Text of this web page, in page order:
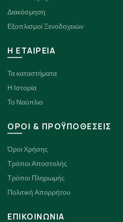
Διακόσμηση
Εξοπλισμοί Ξενοδοχειών
H ΕΤΑΙΡΕΙΑ
Τα καταστήματα
Η Ιστορία
Το Ναύπλιο
ΟΡΟΙ & ΠΡΟΫΠΟΘΕΣΕΙΣ
Όροι Χρήσης
Τρόποι Αποστολής
Τρόποι Πληρωμής
Πολιτική Απορρήτου
ΕΠΙΚΟΙΝΩΝΙΑ